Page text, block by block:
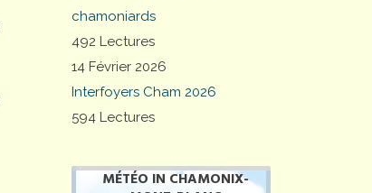
chamoniards
492 Lectures
14 Février 2026
Interfoyers Cham 2026
594 Lectures
MÉTÉO IN CHAMONIX-